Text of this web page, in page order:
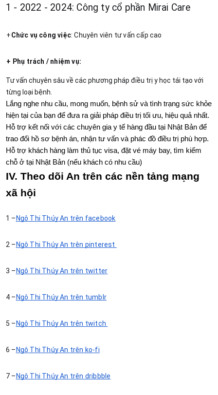
1 - 2022 - 2024: Công ty cổ phần Mirai Care
+Chức vụ công việc: Chuyên viên tư vấn cấp cao
+ Phụ trách / nhiệm vụ:
Tư vấn chuyên sâu về các phương pháp điều trị y học tái tạo với
từng loại bệnh.
Lắng nghe nhu cầu, mong muốn, bệnh sử và tình trạng sức khỏe
hiện tại của bạn để đưa ra giải pháp điều trị tối ưu, hiệu quả nhất.
Hỗ trợ kết nối với các chuyên gia y tế hàng đầu tại Nhật Bản để
trao đổi hồ sơ bệnh án, nhận tư vấn và phác đồ điều trị phù hợp.
Hỗ trợ khách hàng làm thủ tục visa, đặt vé máy bay, tìm kiếm
chỗ ở tại Nhật Bản (nếu khách có nhu cầu)
IV. Theo dõi An trên các nền tảng mạng
xã hội
1 – Ngô Thị Thúy An trên facebook
2 – Ngô Thị Thúy An trên pinterest
3 – Ngô Thị Thúy An trên twitter
4 – Ngô Thị Thúy An trên tumblr
5 – Ngô Thị Thúy An trên twitch
6 – Ngô Thị Thúy An trên ko-fi
7 – Ngô Thị Thúy An trên dribbble